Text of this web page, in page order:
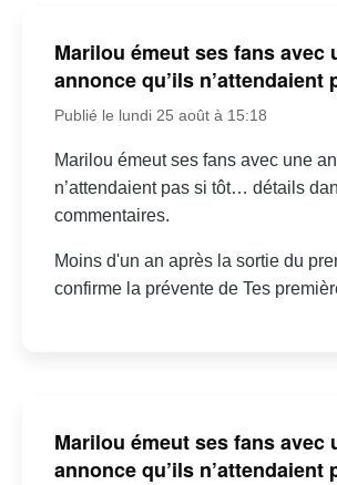
Marilou émeut ses fans avec
annonce qu’ils n’attendaient
Publié le lundi 25 août à 15:18
Marilou émeut ses fans avec une
n’attendaient pas si tôt… détails
commentaires.
Moins d'un an après la sortie du
confirme la prévente de Tes
Marilou émeut ses fans avec
annonce qu’ils n’attendaient